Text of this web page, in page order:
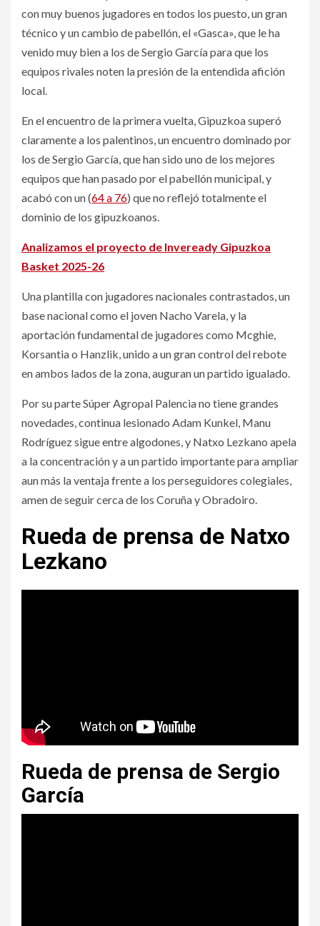
con muy buenos jugadores en todos los puesto, un gran
técnico y un cambio de pabellón, el «Gasca», que le ha
venido muy bien a los de Sergio García para que los
equipos rivales noten la presión de la entendida afición
local.
En el encuentro de la primera vuelta, Gipuzkoa superó
claramente a los palentinos, un encuentro dominado por
los de Sergio García, que han sido uno de los mejores
equipos que han pasado por el pabellón municipal, y
acabó con un (64 a 76) que no reflejó totalmente el
dominio de los gipuzkoanos.
Analizamos el proyecto de Inveready Gipuzkoa
Basket 2025-26
Una plantilla con jugadores nacionales contrastados, un
base nacional como el joven Nacho Varela, y la
aportación fundamental de jugadores como Mcghie,
Korsantia o Hanzlik, unido a un gran control del rebote
en ambos lados de la zona, auguran un partido igualado.
Por su parte Súper Agropal Palencia no tiene grandes
novedades, continua lesionado Adam Kunkel, Manu
Rodríguez sigue entre algodones, y Natxo Lezkano apela
a la concentración y a un partido importante para ampliar
aun más la ventaja frente a los perseguidores colegiales,
amen de seguir cerca de los Coruña y Obradoiro.
Rueda de prensa de Natxo
Lezkano
Rueda de prensa de Sergio
García